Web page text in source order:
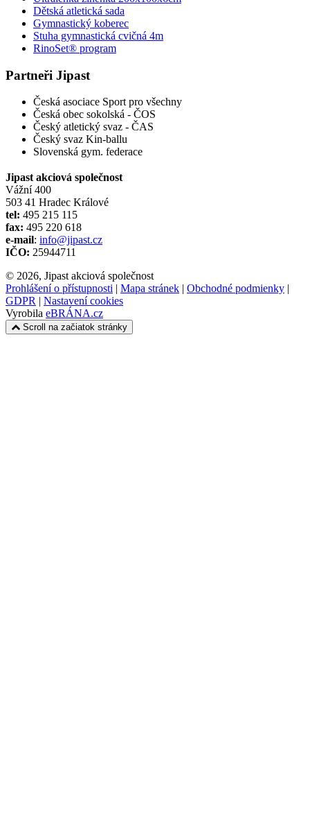
Dětská atletická sada
Gymnastický koberec
Stuha gymnastická cvičná 4m
RinoSet® program
Partneři Jipast
Česká asociace Sport pro všechny
Česká obec sokolská - ČOS
Český atletický svaz - ČAS
Český svaz Kin-ballu
Slovenská gym. federace
Jipast akciová společnost
Vážní 400
503 41 Hradec Králové
tel: 495 215 115
fax: 495 220 618
e-mail: info@jipast.cz
IČO: 25944711
© 2026, Jipast akciová společnost
Prohlášení o přístupnosti | Mapa stránek | Obchodné podmienky |
GDPR | Nastavení cookies
Vyrobila eBRÁNA.cz
Scroll na začiatok stránky